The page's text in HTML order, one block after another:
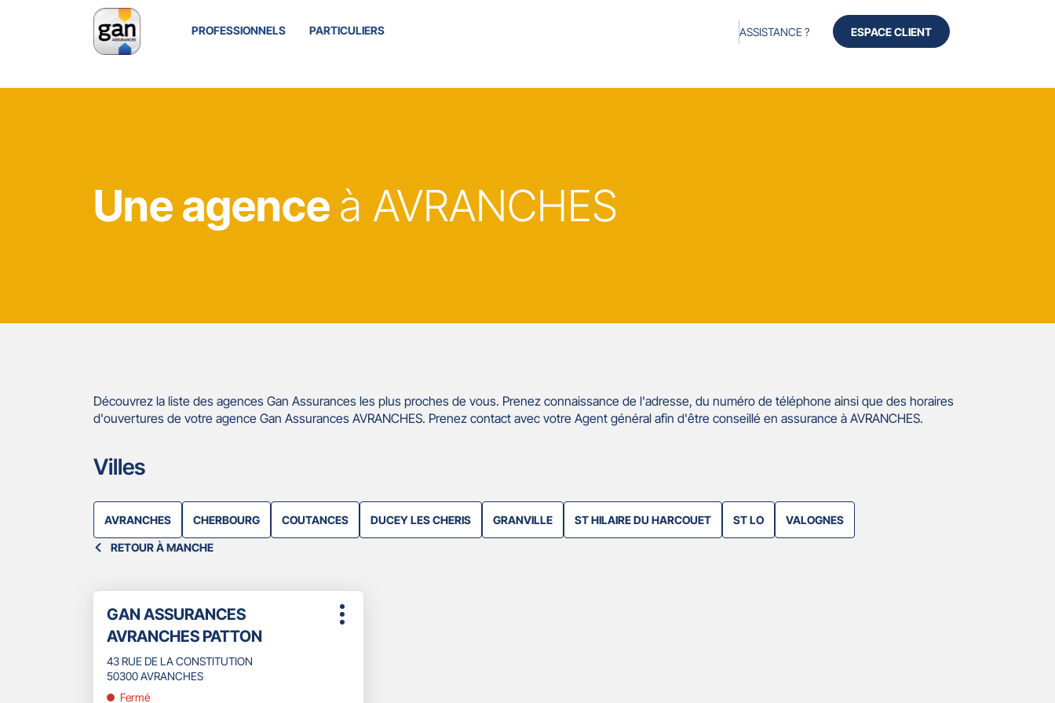
PROFESSIONNELS PARTICULIERS ASSISTANCE ? ESPACE CLIENT
Une agence à AVRANCHES
Découvrez la liste des agences Gan Assurances les plus proches de vous. Prenez connaissance de l'adresse, du numéro de téléphone ainsi que des horaires
d'ouvertures de votre agence Gan Assurances AVRANCHES. Prenez contact avec votre Agent général afin d'être conseillé en assurance à AVRANCHES.
Villes
AVRANCHES CHERBOURG COUTANCES DUCEY LES CHERIS GRANVILLE ST HILAIRE DU HARCOUET ST LO VALOGNES
RETOUR À MANCHE
sur
touche
ENTRÉE
pour
Point
de
vente
:
GAN ASSURANCES
AVRANCHES PATTON
43 RUE DE LA CONSTITUTION
50300 AVRANCHES
Fermé
Plus